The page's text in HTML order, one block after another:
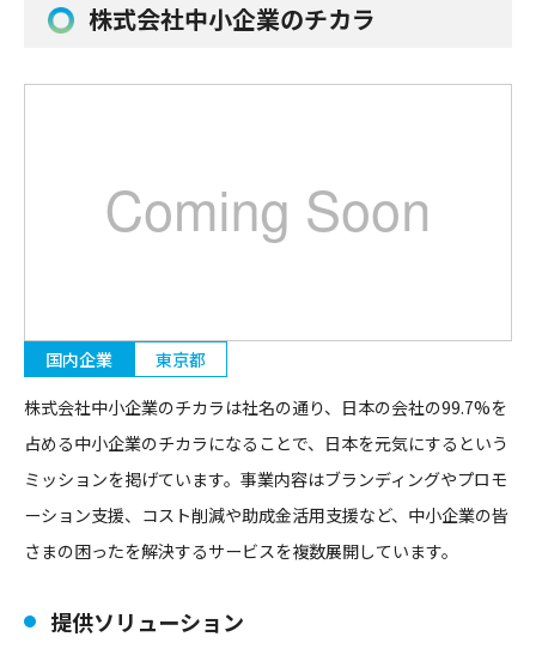
株式会社中小企業のチカラ
国内企業
東京都
株式会社中小企業のチカラは社名の通り、日本の会社の99.7%を
占める中小企業のチカラになることで、日本を元気にするという
ミッションを掲げています。事業内容はブランディングやプロモ
ーション支援、コスト削減や助成金活用支援など、中小企業の皆
さまの困ったを解決するサービスを複数展開しています。
提供ソリューション